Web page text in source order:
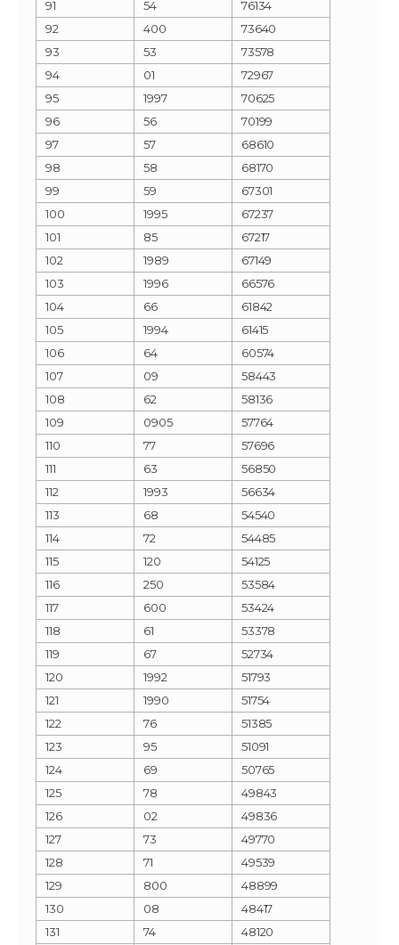
91 54
76134
92
400
73640
93
53
73578
94
01
72967
95
1997
70625
96
56
70199
97
57
68610
98
58
68170
99
59
67301
100
1995
67237
101
85
67217
102
1989
67149
103
1996
66576
104
66
61842
105
1994
61415
106
64
60574
107
09
58443
108
62
58136
109
0905
57764
110
77
57696
111
63
56850
112
1993
56634
113
68
54540
114
72
54485
115
120
54125
116
250
53584
117
600
53424
118
61
53378
119
67
52734
120
1992
51793
121
1990
51754
122
76
51385
123
95
51091
124
69
50765
125
78
49843
126
02
49836
127
73
49770
128
71
49539
129
800
48899
130
08
48417
131
74
48120